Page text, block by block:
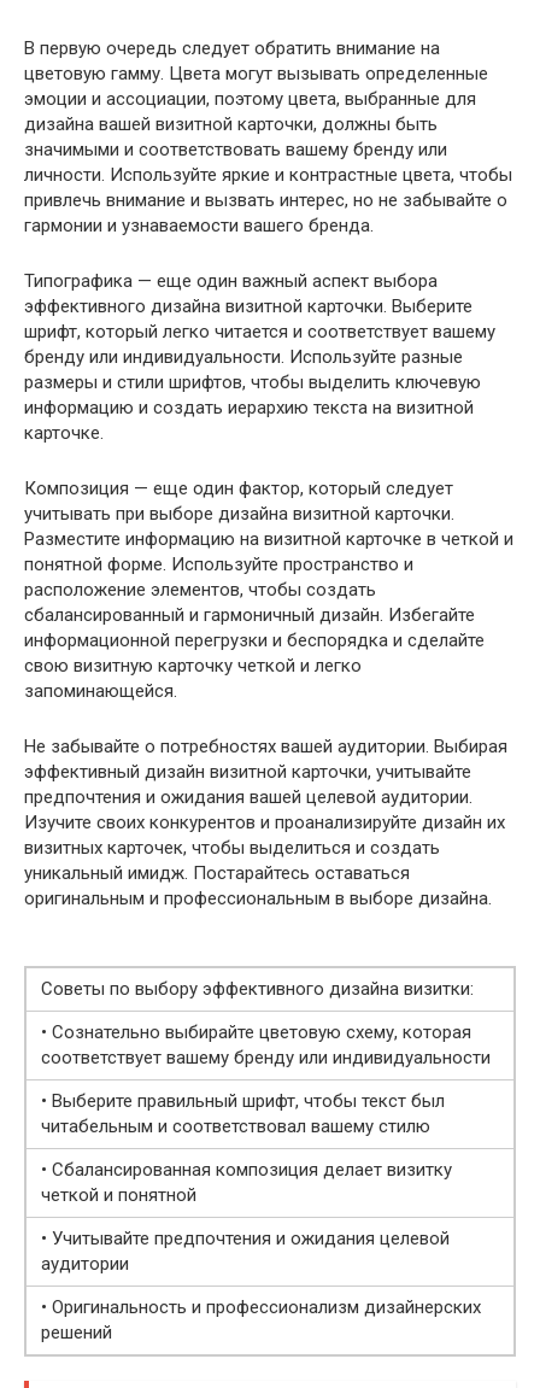
В первую очередь следует обратить внимание на
цветовую гамму. Цвета могут вызывать определенные
эмоции и ассоциации, поэтому цвета, выбранные для
дизайна вашей визитной карточки, должны быть
значимыми и соответствовать вашему бренду или
личности. Используйте яркие и контрастные цвета, чтобы
привлечь внимание и вызвать интерес, но не забывайте о
гармонии и узнаваемости вашего бренда.
Типографика — еще один важный аспект выбора
эффективного дизайна визитной карточки. Выберите
шрифт, который легко читается и соответствует вашему
бренду или индивидуальности. Используйте разные
размеры и стили шрифтов, чтобы выделить ключевую
информацию и создать иерархию текста на визитной
карточке.
Композиция — еще один фактор, который следует
учитывать при выборе дизайна визитной карточки.
Разместите информацию на визитной карточке в четкой и
понятной форме. Используйте пространство и
расположение элементов, чтобы создать
сбалансированный и гармоничный дизайн. Избегайте
информационной перегрузки и беспорядка и сделайте
свою визитную карточку четкой и легко
запоминающейся.
Не забывайте о потребностях вашей аудитории. Выбирая
эффективный дизайн визитной карточки, учитывайте
предпочтения и ожидания вашей целевой аудитории.
Изучите своих конкурентов и проанализируйте дизайн их
визитных карточек, чтобы выделиться и создать
уникальный имидж. Постарайтесь оставаться
оригинальным и профессиональным в выборе дизайна.
Советы по выбору эффективного дизайна визитки:
• Сознательно выбирайте цветовую схему, которая
соответствует вашему бренду или индивидуальности
• Выберите правильный шрифт, чтобы текст был
читабельным и соответствовал вашему стилю
• Сбалансированная композиция делает визитку
четкой и понятной
• Учитывайте предпочтения и ожидания целевой
аудитории
• Оригинальность и профессионализм дизайнерских
решений